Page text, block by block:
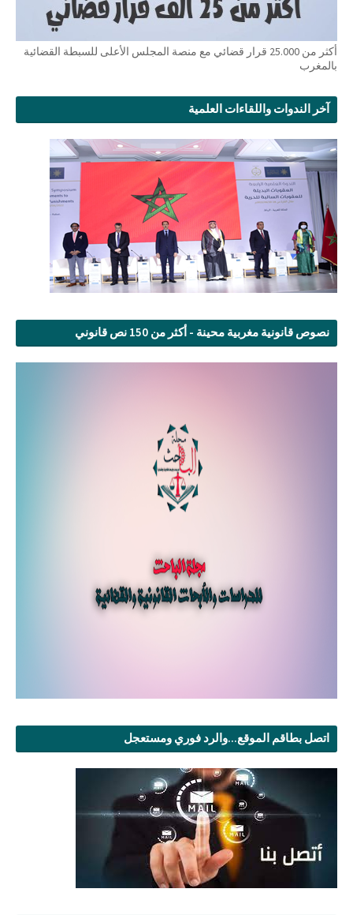
أكثر من 25.000 قرار قضائي مع منصة المجلس الأعلى للسبطة القضائية
بالمغرب
آخر الندوات واللقاءات العلمية
نصوص قانونية مغربية محينة - أكثر من 150 نص قانوني
اتصل بطاقم الموقع...والرد فوري ومستعجل